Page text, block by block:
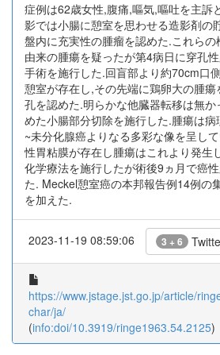
症例は62歳女性,腹痛,嘔気,嘔吐を主訴
影では小腸に憩室を思わせる造影剤の
盤内に充実性の腫瘤を認めた.これら
由来の腫瘍を疑ったが第4病日に穿孔
手術を施行した.回盲部より約70cm口
憩室が存在し,その先端に鶏卵大の腫
孔を認めた.明らかな他臓器転移は無
めた小腸部分切除を施行した.腫瘍は
~未分化腺癌よりなる多彩な像を呈し
性胃粘膜が存在し腫瘍はこれより発生
化学療法を施行したが術後9ヵ月で癌
た. Meckel憩室癌の本邦報告例14例の
を加えた.
2023-11-19 08:59:06 3 + 6
https://www.jstage.jst.go.jp/article/
char/ja/
(info:doi/10.3919/ringe1963.54.2125)